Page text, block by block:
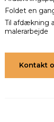
Foldet en
Til afdækning
malerarbejde
Kontakt